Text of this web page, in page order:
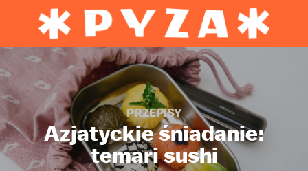
PRZEPISY
Azjatyckie śniadanie:
temari sushi